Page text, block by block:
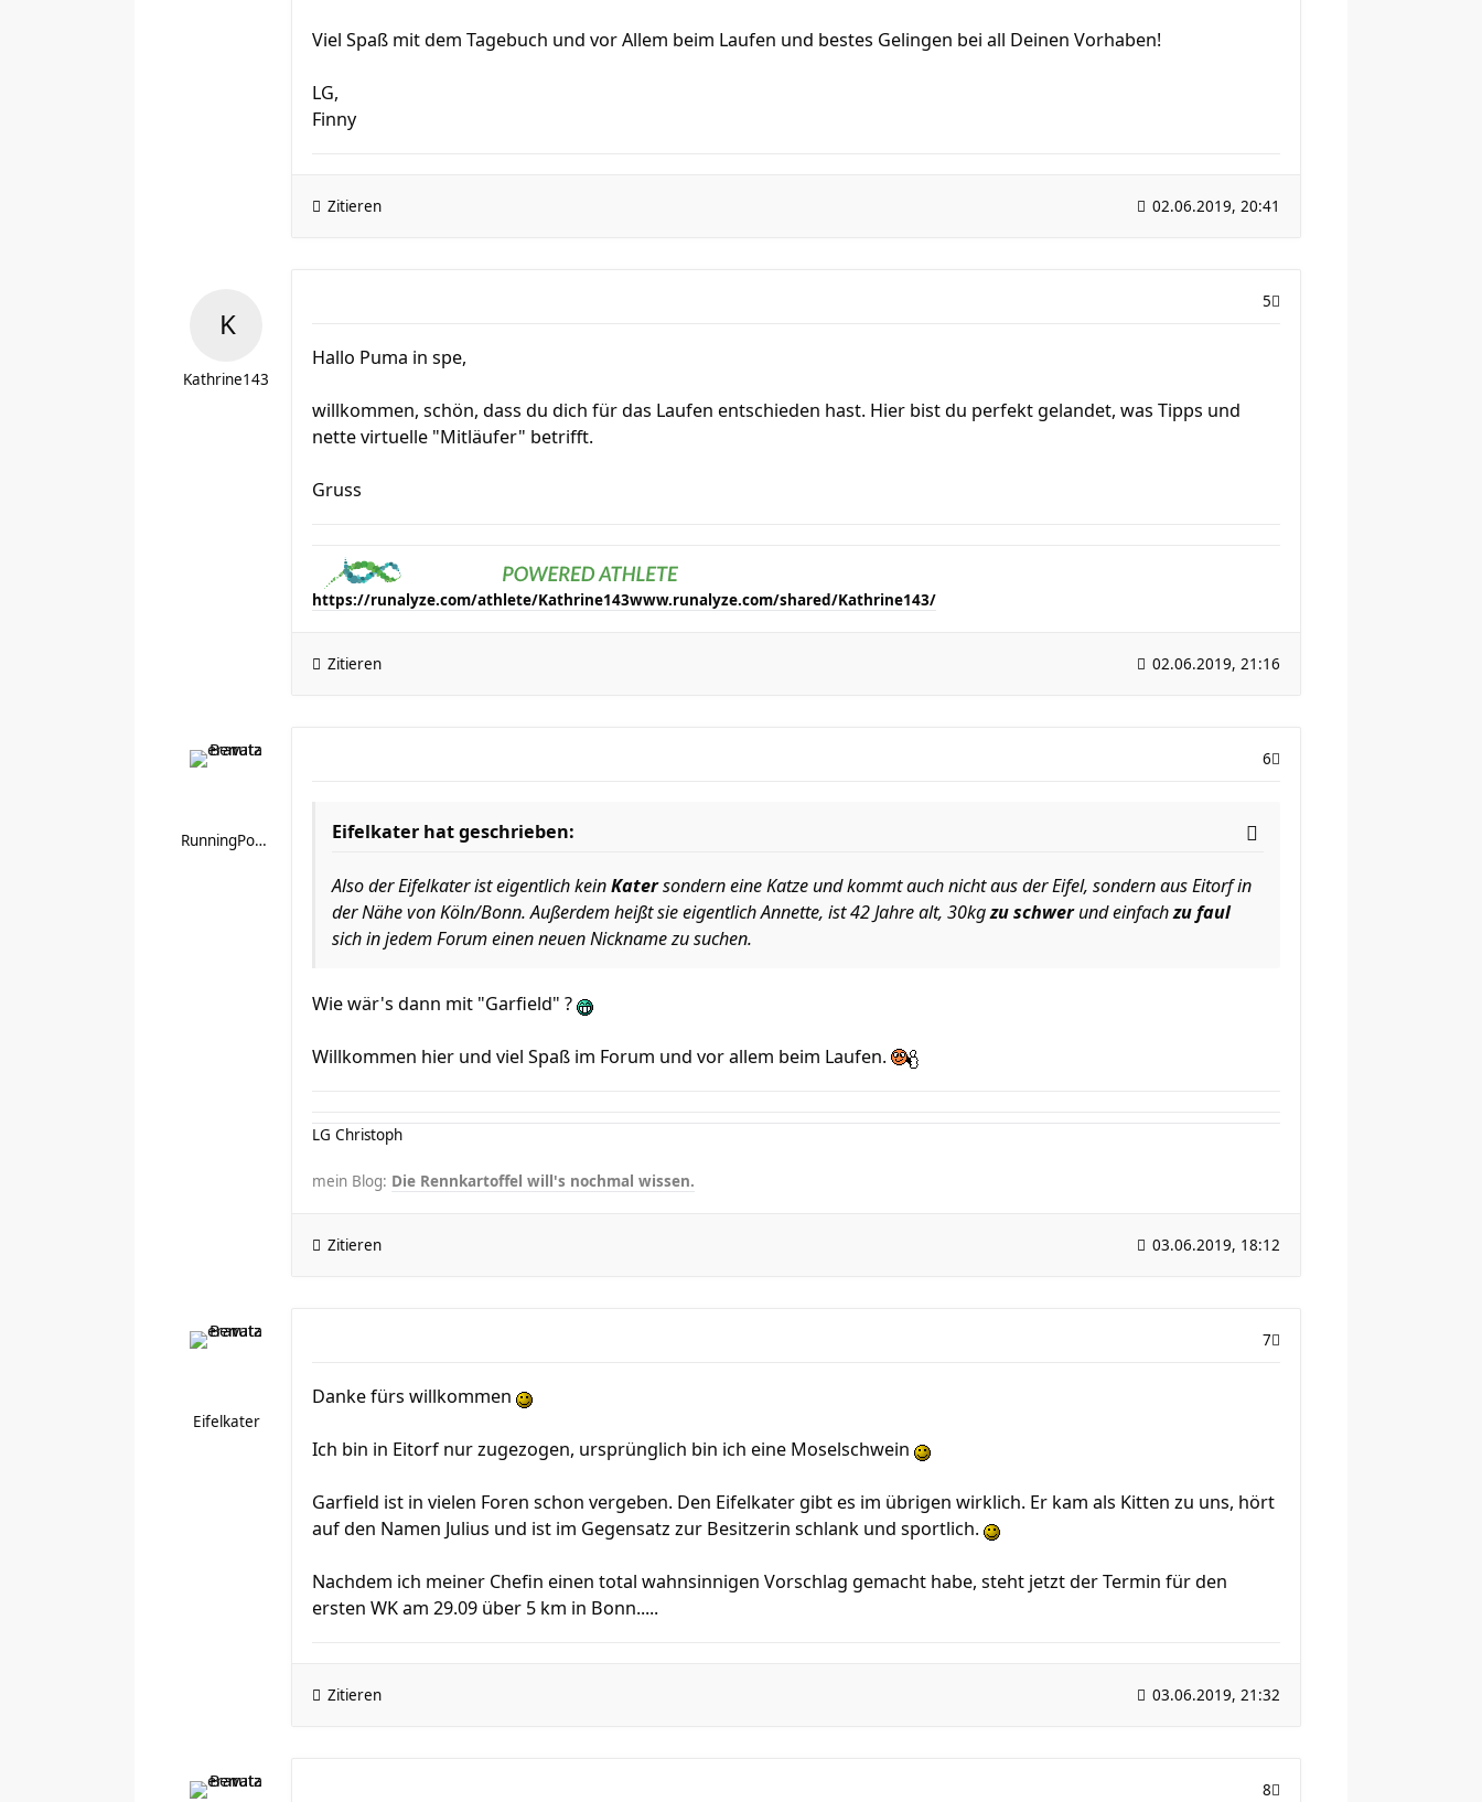
Viel Spaß mit dem Tagebuch und vor Allem beim Laufen und bestes Gelingen bei all Deinen Vorhaben!
LG,
Finny
Zitieren 02.06.2019, 20:41
Kathrine143
5
Hallo Puma in spe,
willkommen, schön, dass du dich für das Laufen entschieden hast. Hier bist du perfekt gelandet, was Tipps und
nette virtuelle "Mitläufer" betrifft.
Gruss
https://runalyze.com/athlete/Kathrine143www.runalyze.com/shared/Kathrine143/
Zitieren 02.06.2019, 21:16
RunningPotatoe
6
Eifelkater hat geschrieben:
Also der Eifelkater ist eigentlich keinKatersondern eine Katze und kommt auch nicht aus der Eifel, sondern aus Eitorf in
der Nähe von Köln/Bonn. Außerdem heißt sie eigentlich Annette, ist 42 Jahre alt, 30kgzu schwerund einfachzu faul
sich in jedem Forum einen neuen Nickname zu suchen.
Wie wär's dann mit "Garfield" ?
Willkommen hier und viel Spaß im Forum und vor allem beim Laufen.
LG Christoph
mein Blog: Die Rennkartoffel will's nochmal wissen.
Zitieren 03.06.2019, 18:12
Eifelkater
7
Danke fürs willkommen
Ich bin in Eitorf nur zugezogen, ursprünglich bin ich eine Moselschwein
Garfield ist in vielen Foren schon vergeben. Den Eifelkater gibt es im übrigen wirklich. Er kam als Kitten zu uns, hört
auf den Namen Julius und ist im Gegensatz zur Besitzerin schlank und sportlich.
Nachdem ich meiner Chefin einen total wahnsinnigen Vorschlag gemacht habe, steht jetzt der Termin für den
ersten WK am 29.09 über 5 km in Bonn.....
Zitieren 03.06.2019, 21:32
8